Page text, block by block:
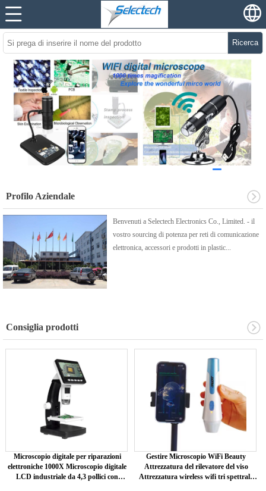
Ricerca
Profilo Aziendale
Benvenuti a Selectech Electronics Co., Limited. - il
vostro sourcing di potenza per reti di comunicazione
elettronica, accessori e prodotti in plastic...
Consiglia prodotti
Microscopio digitale per riparazioni
elettroniche 1000X Microscopio digitale
LCD industriale da 4,3 pollici con
Gestire Microscopio WiFi Beauty
Attrezzatura del rilevatore del viso
Attrezzatura wireless wifi tri spettrale